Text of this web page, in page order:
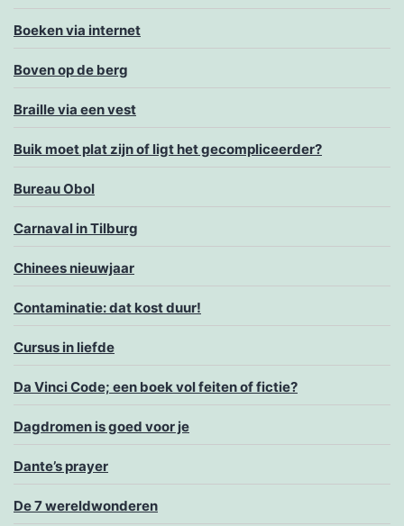
Boeken via internet
Boven op de berg
Braille via een vest
Buik moet plat zijn of ligt het gecompliceerder?
Bureau Obol
Carnaval in Tilburg
Chinees nieuwjaar
Contaminatie: dat kost duur!
Cursus in liefde
Da Vinci Code; een boek vol feiten of fictie?
Dagdromen is goed voor je
Dante’s prayer
De 7 wereldwonderen